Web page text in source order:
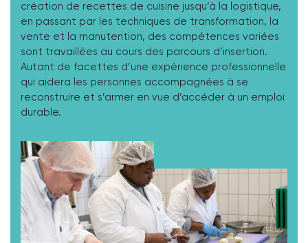
création de recettes de cuisine jusqu’à la logistique,
en passant par les techniques de transformation, la
vente et la manutention, des compétences variées
sont travaillées au cours des parcours d’insertion.
Autant de facettes d’une expérience professionnelle
qui aidera les personnes accompagnées à se
reconstruire et s’armer en vue d’accéder à un emploi
durable.